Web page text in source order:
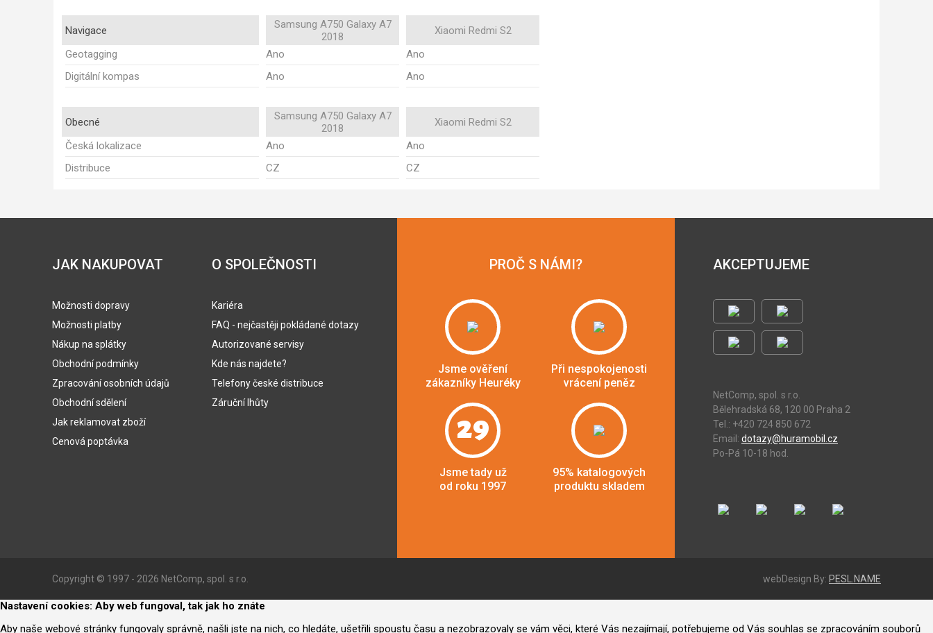
Navigace
Samsung A750 Galaxy A7
2018
Xiaomi Redmi S2
Geotagging
Ano
Ano
Digitální kompas
Ano Ano
Obecné
Samsung A750 Galaxy A7
2018
Xiaomi Redmi S2
Česká lokalizace
Ano
Ano
Distribuce
CZ CZ
JAK NAKUPOVAT
Možnosti dopravy
Možnosti platby
Nákup na splátky
Obchodní podmínky
Zpracování osobních údajů
Obchodní sdělení
Jak reklamovat zboží
Cenová poptávka
O SPOLEČNOSTI
Kariéra
FAQ - nejčastěji pokládané dotazy
Autorizované servisy
Kde nás najdete?
Telefony české distribuce
Záruční lhůty
PROČ S NÁMI?
Jsme ověření
zákazníky Heuréky
Při nespokojenosti
vrácení peněz
29
Jsme tady už
od roku 1997
95% katalogových
produktu skladem
AKCEPTUJEME
NetComp, spol. s r.o.
Bělehradská 68, 120 00 Praha 2
Tel.: +420 724 850 672
Email: dotazy@huramobil.cz
Po-Pá 10-18 hod.
Copyright © 1997 - 2026 NetComp, spol. s r.o. webDesign By: PESL.NAME
Nastavení cookies: Aby web fungoval, tak jak ho znáte
Aby naše webové stránky fungovaly správně, našli jste na nich, co hledáte, ušetřili spoustu času a nezobrazovaly se vám věci, které Vás nezajímají, potřebujeme od Vás souhlas se zpracováním souborů